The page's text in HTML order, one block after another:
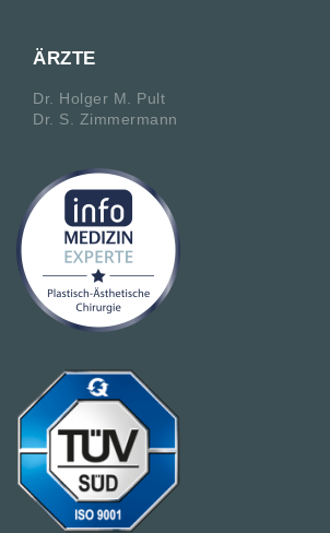
ÄRZTE
Dr. Holger M. Pult
Dr. S. Zimmermann